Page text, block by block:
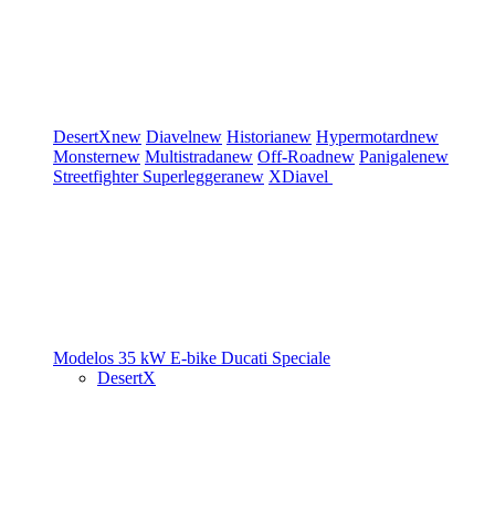
DesertXnew Diavelnew Historianew Hypermotardnew
Monsternew Multistradanew Off-Roadnew Panigalenew
Streetfighter Superleggeranew XDiavel
Modelos 35 kW E-bike Ducati Speciale
DesertX